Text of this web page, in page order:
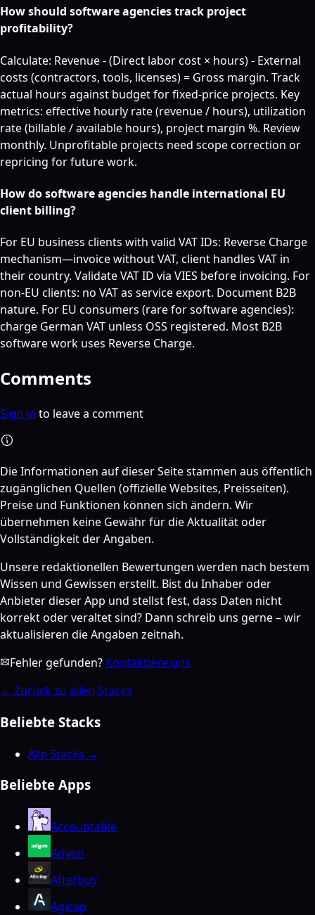
How should software agencies track project
profitability?
Calculate: Revenue - (Direct labor cost × hours) - External
costs (contractors, tools, licenses) = Gross margin. Track
actual hours against budget for fixed-price projects. Key
metrics: effective hourly rate (revenue / hours), utilization
rate (billable / available hours), project margin %. Review
monthly. Unprofitable projects need scope correction or
repricing for future work.
How do software agencies handle international EU
client billing?
For EU business clients with valid VAT IDs: Reverse Charge
mechanism—invoice without VAT, client handles VAT in
their country. Validate VAT ID via VIES before invoicing. For
non-EU clients: no VAT as service export. Document B2B
nature. For EU consumers (rare for software agencies):
charge German VAT unless OSS registered. Most B2B
software work uses Reverse Charge.
Comments
Sign in to leave a comment
Die Informationen auf dieser Seite stammen aus öffentlich
zugänglichen Quellen (offizielle Websites, Preisseiten).
Preise und Funktionen können sich ändern. Wir
übernehmen keine Gewähr für die Aktualität oder
Vollständigkeit der Angaben.
Unsere redaktionellen Bewertungen werden nach bestem
Wissen und Gewissen erstellt. Bist du Inhaber oder
Anbieter dieser App und stellst fest, dass Daten nicht
korrekt oder veraltet sind? Dann schreib uns gerne – wir
aktualisieren die Angaben zeitnah.
Fehler gefunden? Kontaktiere uns
← Zurück zu allen Stacks
Beliebte Stacks
Alle Stacks →
Beliebte Apps
Accountable
Adyen
Afterbuy
Agicap